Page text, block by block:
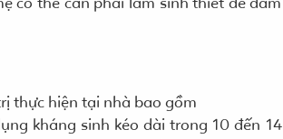
thực hiện tại nhà bao gồm
kháng sinh kéo dài trong 10 đến 14